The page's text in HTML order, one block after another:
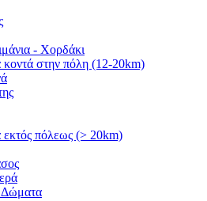
- Χορδάκι
κοντά στην πόλη (12-20km)
εκτός πόλεως (> 20km)
Δώματα